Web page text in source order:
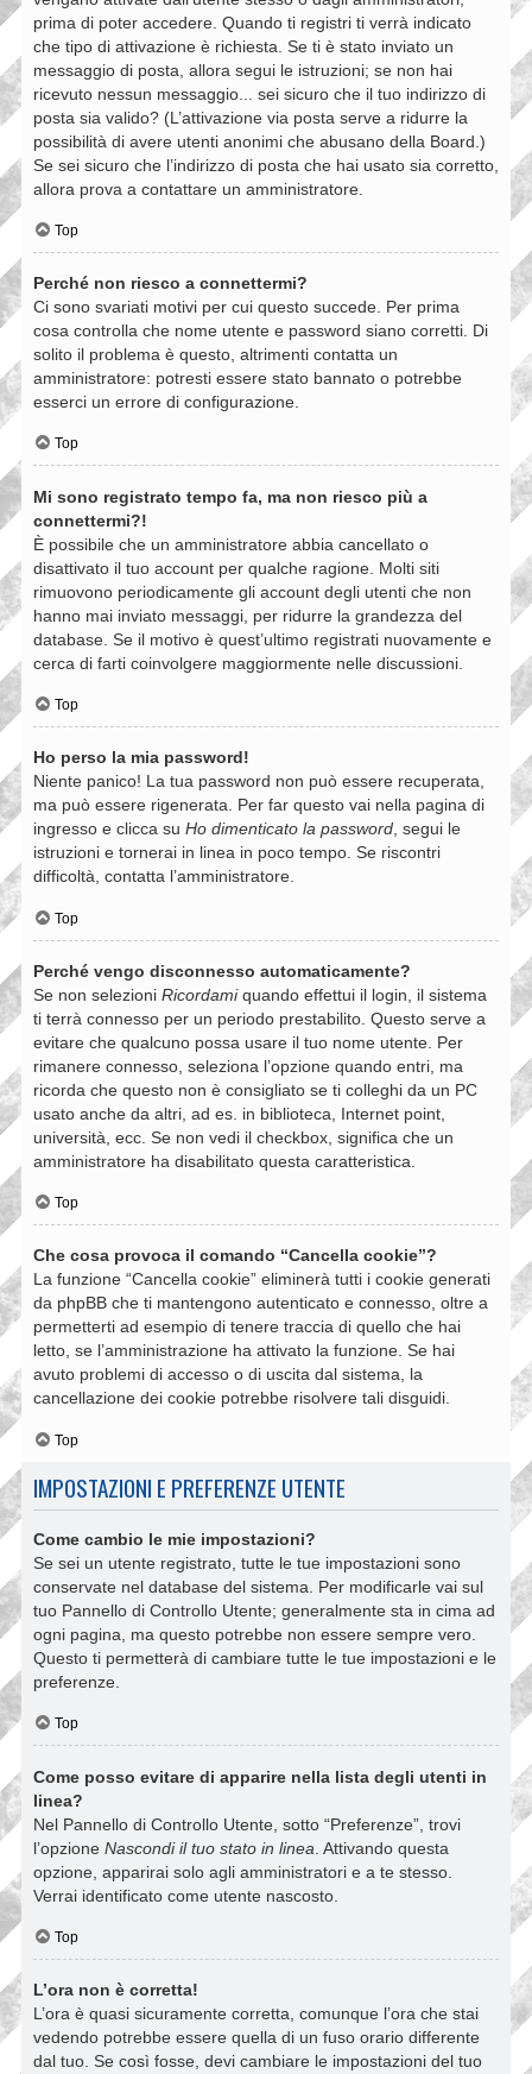
prima di poter accedere. Quando ti registri ti verrà indicato
che tipo di attivazione è richiesta. Se ti è stato inviato un
messaggio di posta, allora segui le istruzioni; se non hai
ricevuto nessun messaggio... sei sicuro che il tuo indirizzo di
posta sia valido? (L’attivazione via posta serve a ridurre la
possibilità di avere utenti anonimi che abusano della Board.)
Se sei sicuro che l’indirizzo di posta che hai usato sia corretto,
allora prova a contattare un amministratore.
Top
Perché non riesco a connettermi?
Ci sono svariati motivi per cui questo succede. Per prima
cosa controlla che nome utente e password siano corretti. Di
solito il problema è questo, altrimenti contatta un
amministratore: potresti essere stato bannato o potrebbe
esserci un errore di configurazione.
Top
Mi sono registrato tempo fa, ma non riesco più a
connettermi?!
È possibile che un amministratore abbia cancellato o
disattivato il tuo account per qualche ragione. Molti siti
rimuovono periodicamente gli account degli utenti che non
hanno mai inviato messaggi, per ridurre la grandezza del
database. Se il motivo è quest’ultimo registrati nuovamente e
cerca di farti coinvolgere maggiormente nelle discussioni.
Top
Ho perso la mia password!
Niente panico! La tua password non può essere recuperata,
ma può essere rigenerata. Per far questo vai nella pagina di
ingresso e clicca su Ho dimenticato la password, segui le
istruzioni e tornerai in linea in poco tempo. Se riscontri
difficoltà, contatta l’amministratore.
Top
Perché vengo disconnesso automaticamente?
Se non selezioni Ricordamiquando effettui il login, il sistema
ti terrà connesso per un periodo prestabilito. Questo serve a
evitare che qualcuno possa usare il tuo nome utente. Per
rimanere connesso, seleziona l’opzione quando entri, ma
ricorda che questo non è consigliato se ti colleghi da un PC
usato anche da altri, ad es. in biblioteca, Internet point,
università, ecc. Se non vedi il checkbox, significa che un
amministratore ha disabilitato questa caratteristica.
Top
Che cosa provoca il comando “Cancella cookie”?
La funzione “Cancella cookie” eliminerà tutti i cookie generati
da phpBB che ti mantengono autenticato e connesso, oltre a
permetterti ad esempio di tenere traccia di quello che hai
letto, se l’amministrazione ha attivato la funzione. Se hai
avuto problemi di accesso o di uscita dal sistema, la
cancellazione dei cookie potrebbe risolvere tali disguidi.
Top
IMPOSTAZIONI E PREFERENZE UTENTE
Come cambio le mie impostazioni?
Se sei un utente registrato, tutte le tue impostazioni sono
conservate nel database del sistema. Per modificarle vai sul
tuo Pannello di Controllo Utente; generalmente sta in cima ad
ogni pagina, ma questo potrebbe non essere sempre vero.
Questo ti permetterà di cambiare tutte le tue impostazioni e le
preferenze.
Top
Come posso evitare di apparire nella lista degli utenti in
linea?
Nel Pannello di Controllo Utente, sotto “Preferenze”, trovi
l’opzione Nascondi il tuo stato in linea . Attivando questa
opzione, apparirai solo agli amministratori e a te stesso.
Verrai identificato come utente nascosto.
Top
L’ora non è corretta!
L’ora è quasi sicuramente corretta, comunque l’ora che stai
vedendo potrebbe essere quella di un fuso orario differente
dal tuo. Se così fosse, devi cambiare le impostazioni del tuo